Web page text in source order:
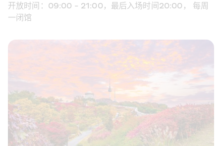
开放时间：09:00 - 21:00，最后入场时间20:00， 每周
一闭馆